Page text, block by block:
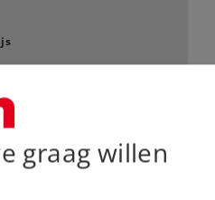
graag willen